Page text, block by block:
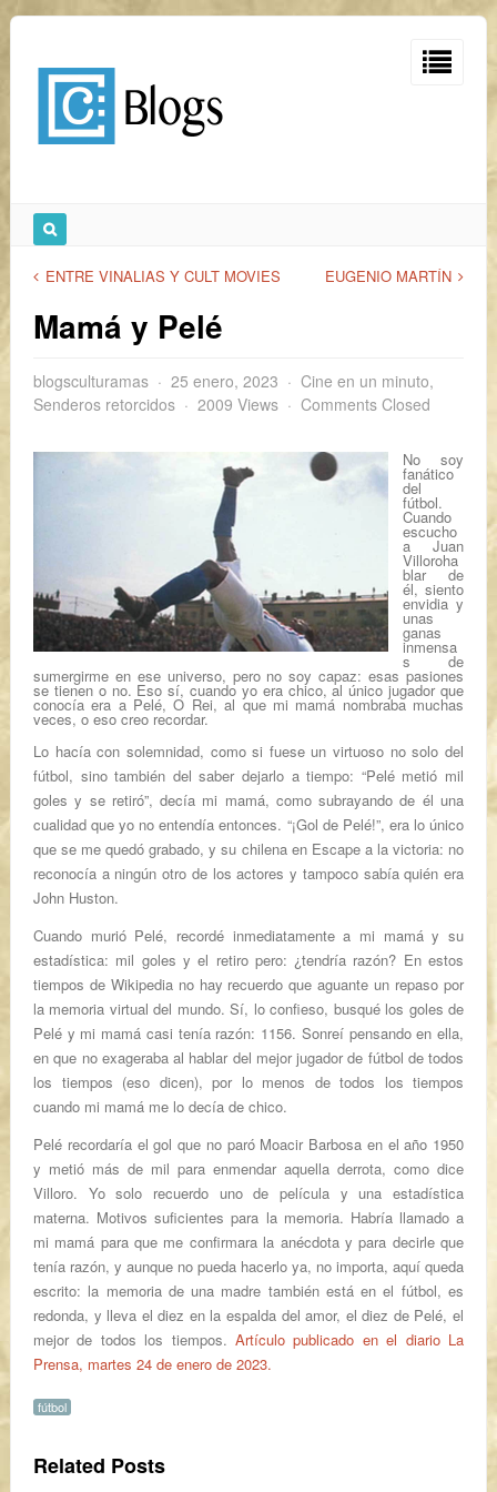
ENTRE VINALIAS Y CULT MOVIES EUGENIO MARTÍN
Mamá y Pelé
blogsculturamas 25 enero, 2023 Cine en un minuto,
Senderos retorcidos
2009 Views Comments Closed
No soy
fanático
del
fútbol.
Cuando
escucho
a Juan
Villoroha
blar de
él, siento
envidia y
unas
ganas
inmensa
s de
sumergirme en ese universo, pero no soy capaz: esas pasiones
se tienen o no. Eso sí, cuando yo era chico, al único jugador que
conocía era a Pelé,O Rei, al que mi mamá nombraba muchas
veces, o eso creo recordar.
Lo hacía con solemnidad, como si fuese un virtuoso no solo del
fútbol, sino también del saber dejarlo a tiempo: “Pelé metió mil
goles y se retiró”, decía mi mamá, como subrayando de él una
cualidad que yo no entendía entonces. “¡Gol de Pelé!”, era lo único
que se me quedó grabado, y su chilena en Escape a la victoria: no
reconocía a ningún otro de los actores y tampoco sabía quién era
John Huston.
Cuando murió Pelé, recordé inmediatamente a mi mamá y su
estadística: mil goles y el retiro pero: ¿tendría razón? En estos
tiempos de Wikipedia no hay recuerdo que aguante un repaso por
la memoria virtual del mundo. Sí, lo confieso, busqué los goles de
Pelé y mi mamá casi tenía razón: 1156. Sonreí pensando en ella,
en que no exageraba al hablar del mejor jugador de fútbol de todos
los tiempos (eso dicen), por lo menos de todos los tiempos
cuando mi mamá me lo decía de chico.
Pelé recordaría el gol que no paró Moacir Barbosa en el año 1950
y metió más de mil para enmendar aquella derrota, como dice
Villoro. Yo solo recuerdo uno de película y una estadística
materna. Motivos suficientes para la memoria. Habría llamado a
mi mamá para que me confirmara la anécdota y para decirle que
tenía razón, y aunque no pueda hacerlo ya, no importa, aquí queda
escrito: la memoria de una madre también está en el fútbol, es
redonda, y lleva el diez en la espalda del amor, el diez de Pelé, el
mejor de todos los tiempos. Artículo publicado en el diario La
Prensa, martes 24 de enero de 2023.
fútbol
Related Posts